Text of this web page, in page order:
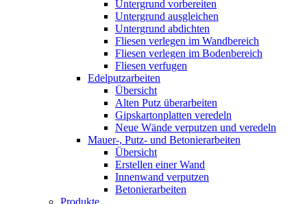
Untergrund vorbereiten
Untergrund ausgleichen
Untergrund abdichten
Fliesen verlegen im Wandbereich
Fliesen verlegen im Bodenbereich
Fliesen verfugen
Edelputzarbeiten
Übersicht
Alten Putz überarbeiten
Gipskartonplatten veredeln
Neue Wände verputzen und veredeln
Mauer-, Putz- und Betonierarbeiten
Übersicht
Erstellen einer Wand
Innenwand verputzen
Betonierarbeiten
Produkte